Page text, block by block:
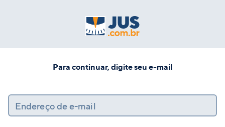
Para continuar, digite seu e-mail
Endereço de e-mail